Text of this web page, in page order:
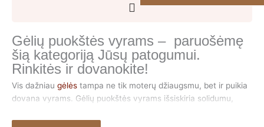
Gėlių puokštės vyrams – paruošėmę
šią kategoriją Jūsų patogumui.
Rinkitės ir dovanokite!
Vis dažniau gėlės tampa ne tik moterų džiaugsmu, bet ir puikia
dovana vyrams. Gėlių puokštės vyrams išsiskiria solidumu,
būti minimalistinės, ryškios ar modernios – priklausomai nuo